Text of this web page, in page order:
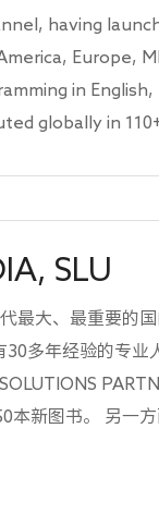
having
Europe,
in
globally in
across FAST
has
BBC, Eutelsat,
to the standards
Ultra HD
SLU
最大、最重要的
多年经验的专业
本新图书。 另一
。 Cinetel